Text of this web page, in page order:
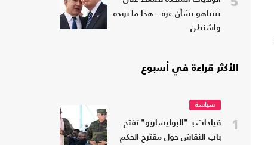
نتنياهو بشأن غزة.. هذا ما تريده
واشنطن
الأكثر قراءة في أسبوع
1
سياسة
قيادات بـ "البوليساريو" تفتح
باب النقاش حول مقترح الحكم